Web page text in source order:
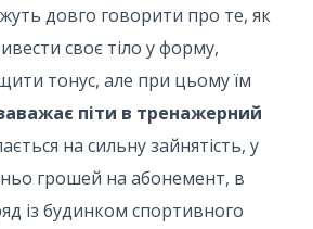
довго говорити про те, як
своє тіло у форму,
тонус, але при цьому їм
піти в тренажерний
на сильну зайнятість, у
грошей на абонемент, в
із будинком спортивного